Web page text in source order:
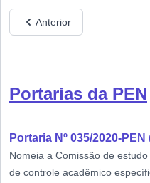
Anterior
Portarias da PEN
Portaria Nº 035/2020-
Nomeia a Comissão de
de controle acadêmico